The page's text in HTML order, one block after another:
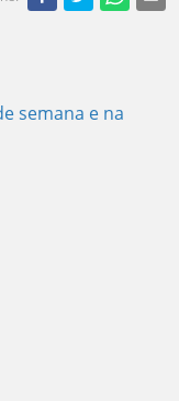
semana e na